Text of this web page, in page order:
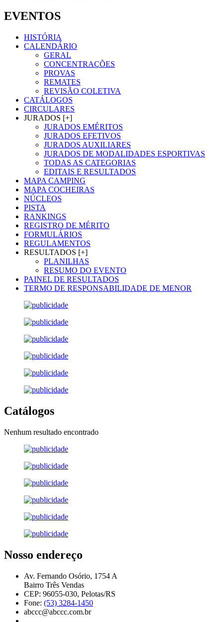
EVENTOS
HISTÓRIA
CALENDÁRIO
GERAL
CONCENTRAÇÕES
PROVAS
REMATES
REVISÃO COLETIVA
CATÁLOGOS
CIRCULARES
JURADOS [+]
JURADOS EMÉRITOS
JURADOS EFETIVOS
JURADOS AUXILIARES
JURADOS DE MODALIDADES ESPORTIVAS
TODAS AS CATEGORIAS
EDITAIS E RESULTADOS
MAPA CAMPING
MAPA COCHEIRAS
NÚCLEOS
PISTA
RANKINGS
REGISTRO DE MÉRITO
FORMULÁRIOS
REGULAMENTOS
RESULTADOS [+]
PLANILHAS
RESUMO DO EVENTO
PAINEL DE RESULTADOS
TERMO DE RESPONSABILIDADE DE MENOR
Catálogos
Nenhum resultado encontrado
Nosso endereço
Av. Fernando Osório, 1754 A
Bairro Três Vendas
CEP: 96055-030, Pelotas/RS
Fone: (53) 3284-1450
abccc@abccc.com.br